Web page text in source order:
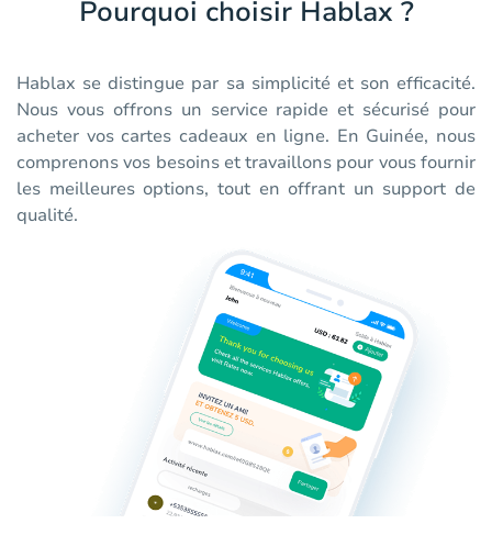
Pourquoi choisir Hablax ?
Hablax se distingue par sa simplicité et son efficacité.
Nous vous offrons un service rapide et sécurisé pour
acheter vos cartes cadeaux en ligne. En Guinée, nous
comprenons vos besoins et travaillons pour vous fournir
les meilleures options, tout en offrant un support de
qualité.